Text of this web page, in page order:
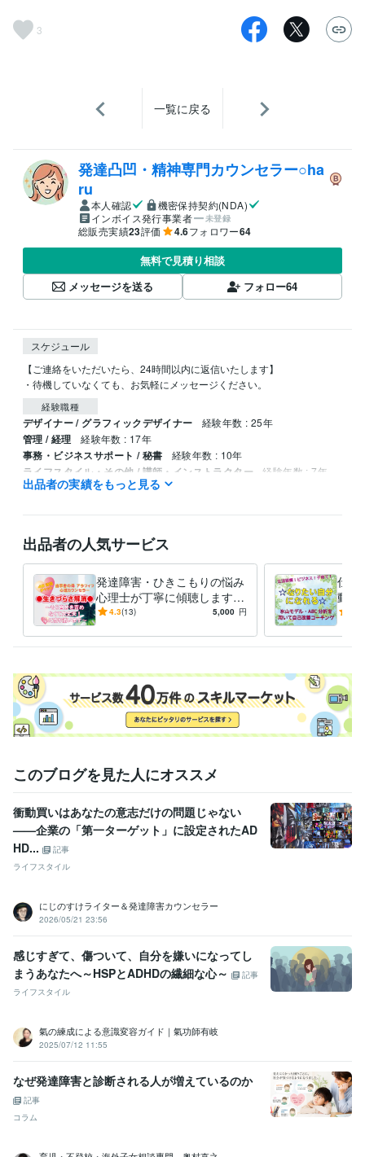
3
一覧に戻る
発達凸凹・精神専門カウンセラー○ha
ru
本人確認
機密保持契約(NDA)
インボイス発行事業者
未登録
総販売実績23評価 4.6フォロワー64
無料で見積り相談
メッセージを送る
フォロー64
スケジュール
【ご連絡をいただいたら、24時間以内に返信いたします】
・待機していなくても、お気軽にメッセージください。
経験職種
デザイナー / グラフィックデザイナー 経験年数 : 25年
管理 / 経理 経験年数 : 17年
事務・ビジネスサポート / 秘書 経験年数 : 10年
ライフスタイル・その他 / 講師・インストラクター 経験年数 : 7年
上級心理カウンセラー 取得年 : 2021年
日商簿記検定2級
ビジネス・クリエイティブツール
WordPress:15年Excel:30年 PowerPoint:30年Word:30年
Moneyfoward:8年弥生会計:1年Adobe Photoshop:27年
Adobe Illustrator:27年Canva:1年
Adobe InDesign:1年
Dreamweaver:1年
悩み相談・カウンセリング 氷山モデル・ABC分析
出品者の実績をもっと見る
出品者の人気サービス
発達障害・ひきこもりの悩み
心理士が丁寧に傾聴します
本人・家族どちらも安心◎ト
しましょ
4.3(13) 5,000 円
仕事
動分
数の
このブログを見た人にオススメ
衝動買いはあなたの意志だけの問題じゃない
——企業の「第一ターゲット」に設定されたAD
HD...
記事
ライフスタイル
にじのすけライター＆発達障害カウンセラー
2026/05/21 23:56
感じすぎて、傷ついて、自分を嫌いになってし
まうあなたへ～HSPとADHDの繊細な心～
記事
ライフスタイル
氣の練成による意識変容ガイド｜氣功師有岐
2025/07/12 11:55
なぜ発達障害と診断される人が増えているのか
記事
コラム